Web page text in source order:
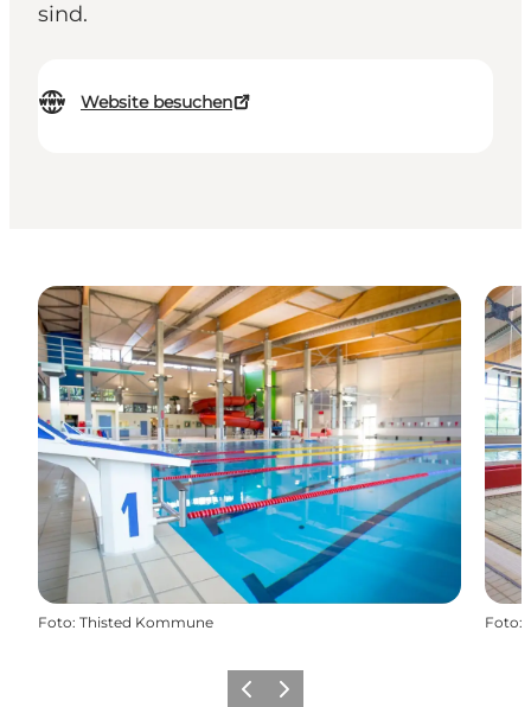
sind.
Website besuchen
Foto: Thisted Kommune Foto:
ZurückWeiter